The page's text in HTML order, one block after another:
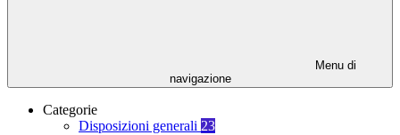
Menu di
navigazione
Categorie
Disposizioni generali 23